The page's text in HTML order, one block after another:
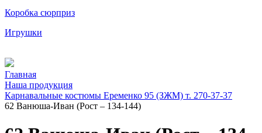
Коробка сюрприз
Игрушки
Главная
Наша продукция
Карнавальные костюмы Еременко 95 (ЗЖМ) т. 270-37-37
62 Ванюша-Иван (Рост – 134-144)